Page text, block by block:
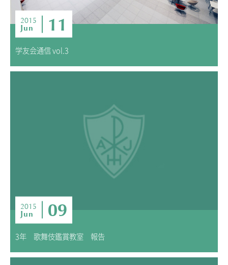
2015
Jun 11
学友会通信 vol.3
2015
Jun 09
3年 歌舞伎鑑賞教室 報告